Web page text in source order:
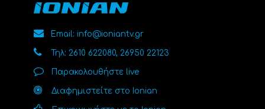
Email: info@ioniantv.gr
Τηλ: 2610 622080, 26950 22123
Παρακολουθήστε live
Διαφημιστείτε στο Ionian